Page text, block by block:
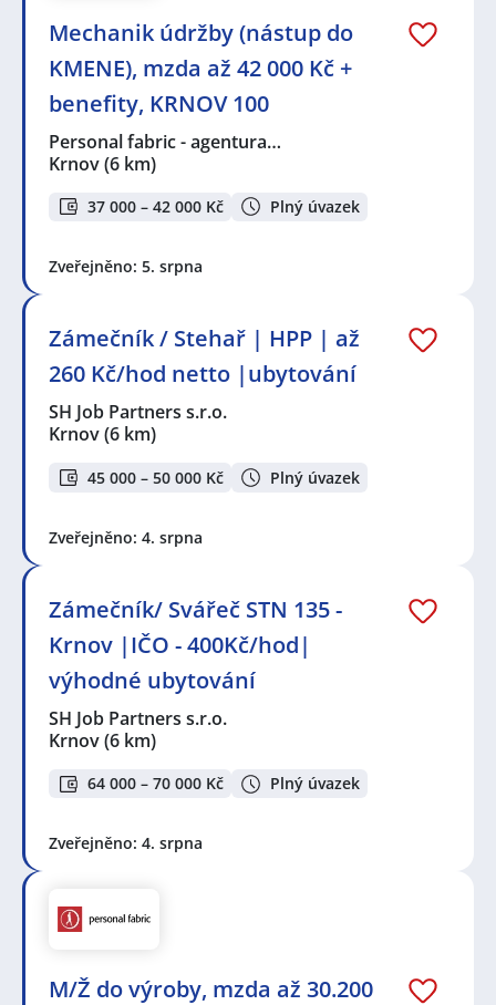
Mechanik údržby (nástup do
KMENE), mzda až 42 000 Kč +
benefity, KRNOV 100
Personal fabric - agentura…
Krnov(6 km)
37 000 – 42 000 Kč Plný úvazek
Zveřejněno: 5. srpna
Zámečník / Stehař | HPP | až
260 Kč/hod netto |ubytování
SH Job Partners s.r.o.
Krnov(6 km)
45 000 – 50 000 Kč Plný úvazek
Zveřejněno: 4. srpna
Zámečník/ Svářeč STN 135 -
Krnov |IČO - 400Kč/hod|
výhodné ubytování
SH Job Partners s.r.o.
Krnov(6 km)
64 000 – 70 000 Kč Plný úvazek
Zveřejněno: 4. srpna
M/Ž do výroby, mzda až 30.200